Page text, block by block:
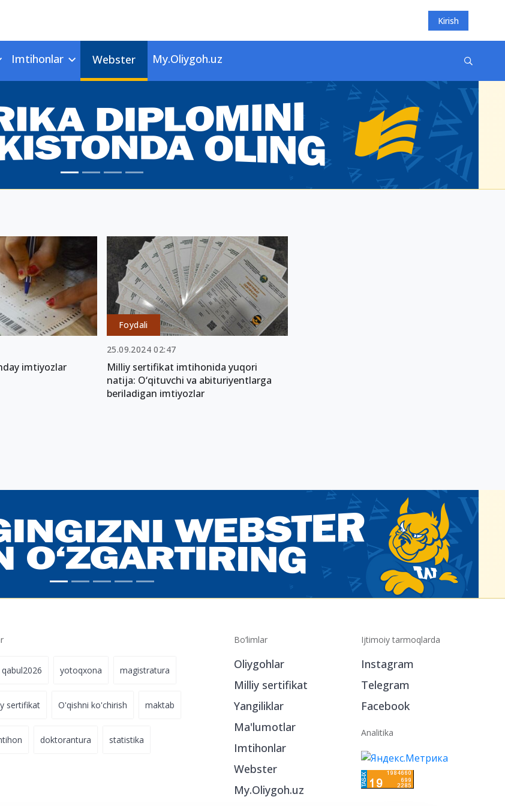
Kirish
Imtihonlar Webster My.Oliygoh.uz
imtiyozlar
Foydali
25.09.2024 02:47
Milliy sertifikat imtihonida yuqori
natija: O‘qituvchi va abituriyentlarga
beriladigan imtiyozlar
qabul2026 yotoqxona magistratura
sertifikat O'qishni ko'chirish maktab
doktorantura statistika
Bo‘limlar
Oliygohlar
Milliy sertifikat
Yangiliklar
Ma'lumotlar
Imtihonlar
Webster
My.Oliygoh.uz
Ijtimoiy tarmoqlarda
Instagram
Telegram
Facebook
Analitika